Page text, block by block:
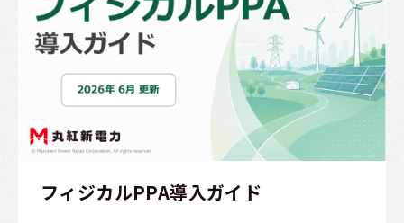
フィジカルPPA導入ガイド